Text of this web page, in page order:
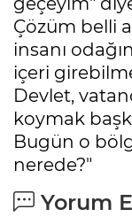
Çözüm belli
insanı
içeri
Devlet,
koymak
Bugün o
nerede?"
Yorum